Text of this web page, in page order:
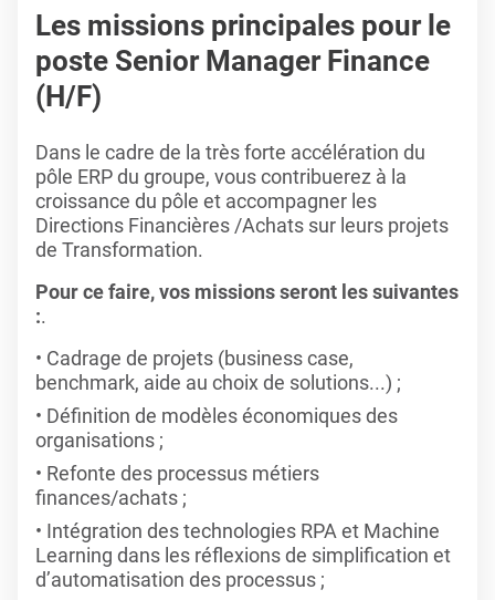
Les missions principales pour le
poste Senior Manager Finance
(H/F)
Dans le cadre de la très forte accélération du
pôle ERP du groupe, vous contribuerez à la
croissance du pôle et accompagner les
Directions Financières /Achats sur leurs projets
de Transformation.
Pour ce faire, vos missions seront les suivantes
:.
Cadrage de projets (business case,
benchmark, aide au choix de solutions...) ;
Définition de modèles économiques des
organisations ;
Refonte des processus métiers
finances/achats ;
Intégration des technologies RPA et Machine
Learning dans les réflexions de simplification et
d’automatisation des processus ;